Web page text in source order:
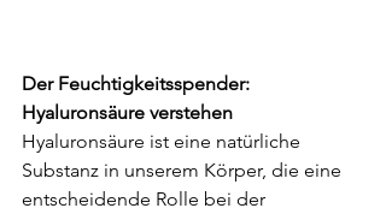
Der Feuchtigkeitsspender:
Hyaluronsäure verstehen
Hyaluronsäure ist eine natürliche
Substanz in unserem Körper, die eine
entscheidende Rolle bei der